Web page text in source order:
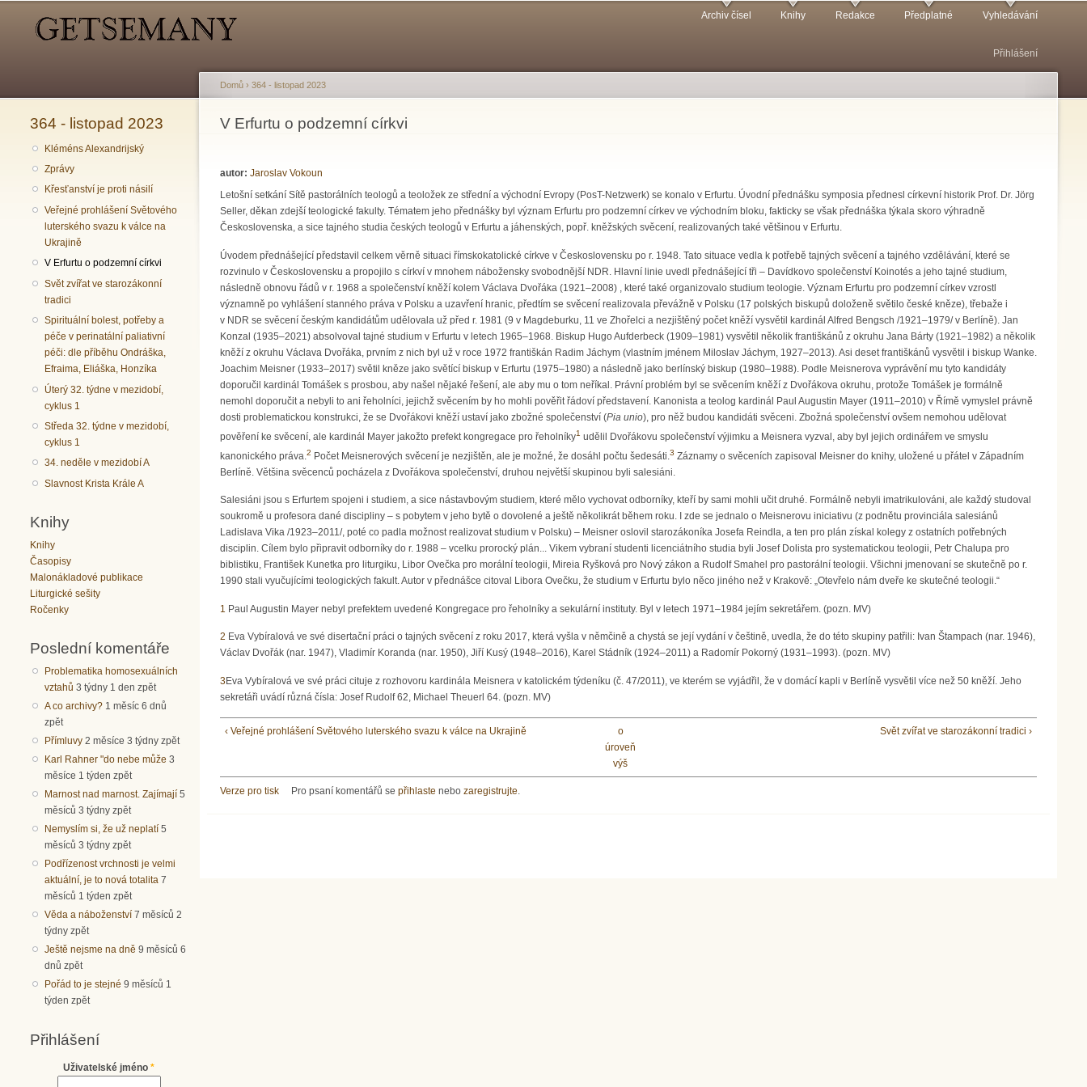
Archiv čísel Knihy Redakce Předplatné Vyhledávání
Přihlášení
364 - listopad 2023
Kléméns Alexandrijský
Zprávy
Křesťanství je proti násilí
Veřejné prohlášení Světového
luterského svazu k válce na
Ukrajině
V Erfurtu o podzemní církvi
Svět zvířat ve starozákonní
tradici
Spirituální bolest, potřeby a
péče v perinatální paliativní
péči: dle příběhu Ondráška,
Efraima, Eliáška, Honzíka
Úterý 32. týdne v mezidobí,
cyklus 1
Středa 32. týdne v mezidobí,
cyklus 1
34. neděle v mezidobí A
Slavnost Krista Krále A
Knihy
Knihy
Časopisy
Malonákladové publikace
Liturgické sešity
Ročenky
Poslední komentáře
Problematika homosexuálních
vztahů 3 týdny 1 den zpět
A co archivy? 1 měsíc 6 dnů
zpět
Přímluvy 2 měsíce 3 týdny zpět
Karl Rahner "do nebe může 3
měsíce 1 týden zpět
Marnost nad marnost. Zajímají 5
měsíců 3 týdny zpět
Nemyslím si, že už neplatí 5
měsíců 3 týdny zpět
Podřízenost vrchnosti je velmi
aktuální, je to nová totalita 7
měsíců 1 týden zpět
Věda a náboženství 7 měsíců 2
týdny zpět
Ještě nejsme na dně 9 měsíců 6
dnů zpět
Pořád to je stejné 9 měsíců 1
týden zpět
Přihlášení
Uživatelské jméno *
Jste zde
Domů › 364 - listopad 2023
V Erfurtu o podzemní církvi
autor: Jaroslav Vokoun
Letošní setkání Sítě pastorálních teologů a teoložek ze střední a východní Evropy (PosT-Netzwerk) se konalo v Erfurtu. Úvodní přednášku symposia přednesl církevní historik Prof. Dr. Jörg
Seller, děkan zdejší teologické fakulty. Tématem jeho přednášky byl význam Erfurtu pro podzemní církev ve východním bloku, fakticky se však přednáška týkala skoro výhradně
Československa, a sice tajného studia českých teologů v Erfurtu a jáhenských, popř. kněžských svěcení, realizovaných také většinou v Erfurtu.
Úvodem přednášející představil celkem věrně situaci římskokatolické církve v Československu po r. 1948. Tato situace vedla k potřebě tajných svěcení a tajného vzdělávání, které se
rozvinulo v Československu a propojilo s církví v mnohem nábožensky svobodnější NDR. Hlavní linie uvedl přednášející tři – Davídkovo společenství Koinotés a jeho tajné studium,
následně obnovu řádů v r. 1968 a společenství kněží kolem Václava Dvořáka (1921–2008) , které také organizovalo studium teologie. Význam Erfurtu pro podzemní církev vzrostl
významně po vyhlášení stanného práva v Polsku a uzavření hranic, předtím se svěcení realizovala převážně v Polsku (17 polských biskupů doloženě světilo české kněze), třebaže i
v NDR se svěcení českým kandidátům udělovala už před r. 1981 (9 v Magdeburku, 11 ve Zhořelci a nezjištěný počet kněží vysvětil kardinál Alfred Bengsch /1921–1979/ v Berlíně). Jan
Konzal (1935–2021) absolvoval tajné studium v Erfurtu v letech 1965–1968. Biskup Hugo Aufderbeck (1909–1981) vysvětil několik františkánů z okruhu Jana Bárty (1921–1982) a několik
kněží z okruhu Václava Dvořáka, prvním z nich byl už v roce 1972 františkán Radim Jáchym (vlastním jménem Miloslav Jáchym, 1927–2013). Asi deset františkánů vysvětil i biskup Wanke.
Joachim Meisner (1933–2017) světil kněze jako světící biskup v Erfurtu (1975–1980) a následně jako berlínský biskup (1980–1988). Podle Meisnerova vyprávění mu tyto kandidáty
doporučil kardinál Tomášek s prosbou, aby našel nějaké řešení, ale aby mu o tom neříkal. Právní problém byl se svěcením kněží z Dvořákova okruhu, protože Tomášek je formálně
nemohl doporučit a nebyli to ani řeholníci, jejichž svěcením by ho mohli pověřit řádoví představení. Kanonista a teolog kardinál Paul Augustin Mayer (1911–2010) v Římě vymyslel právně
dosti problematickou konstrukci, že se Dvořákovi kněží ustaví jako zbožné společenství (Pia unio), pro něž budou kandidáti svěceni. Zbožná společenství ovšem nemohou udělovat
pověření ke svěcení, ale kardinál Mayer jakožto prefekt kongregace pro řeholníky1 udělil Dvořákovu společenství výjimku a Meisnera vyzval, aby byl jejich ordinářem ve smyslu
kanonického práva. 2 Počet Meisnerových svěcení je nezjištěn, ale je možné, že dosáhl počtu šedesáti. 3 Záznamy o svěceních zapisoval Meisner do knihy, uložené u přátel v Západním
Berlíně. Většina svěcenců pocházela z Dvořákova společenství, druhou největší skupinou byli salesiáni.
Salesiáni jsou s Erfurtem spojeni i studiem, a sice nástavbovým studiem, které mělo vychovat odborníky, kteří by sami mohli učit druhé. Formálně nebyli imatrikulováni, ale každý studoval
soukromě u profesora dané discipliny – s pobytem v jeho bytě o dovolené a ještě několikrát během roku. I zde se jednalo o Meisnerovu iniciativu (z podnětu provinciála salesiánů
Ladislava Vika /1923–2011/, poté co padla možnost realizovat studium v Polsku) – Meisner oslovil starozákoníka Josefa Reindla, a ten pro plán získal kolegy z ostatních potřebných
disciplin. Cílem bylo připravit odborníky do r. 1988 – vcelku prorocký plán... Vikem vybraní studenti licenciátního studia byli Josef Dolista pro systematickou teologii, Petr Chalupa pro
biblistiku, František Kunetka pro liturgiku, Libor Ovečka pro morální teologii, Mireia Ryšková pro Nový zákon a Rudolf Smahel pro pastorální teologii. Všichni jmenovaní se skutečně po r.
1990 stali vyučujícími teologických fakult. Autor v přednášce citoval Libora Ovečku, že studium v Erfurtu bylo něco jiného než v Krakově: „Otevřelo nám dveře ke skutečné teologii.“
1 Paul Augustin Mayer nebyl prefektem uvedené Kongregace pro řeholníky a sekulární instituty. Byl v letech 1971–1984 jejím sekretářem. (pozn. MV)
2 Eva Vybíralová ve své disertační práci o tajných svěcení z roku 2017, která vyšla v němčině a chystá se její vydání v češtině, uvedla, že do této skupiny patřili: Ivan Štampach (nar. 1946),
Václav Dvořák (nar. 1947), Vladimír Koranda (nar. 1950), Jiří Kusý (1948–2016), Karel Stádník (1924–2011) a Radomír Pokorný (1931–1993). (pozn. MV)
3 Eva Vybíralová ve své práci cituje z rozhovoru kardinála Meisnera v katolickém týdeníku (č. 47/2011), ve kterém se vyjádřil, že v domácí kapli v Berlíně vysvětil více než 50 kněží. Jeho
sekretáři uvádí různá čísla: Josef Rudolf 62, Michael Theuerl 64. (pozn. MV)
‹ Veřejné prohlášení Světového luterského svazu k válce na Ukrajině
o
úroveň
výš
Svět zvířat ve starozákonní tradici ›
Verze pro tisk Pro psaní komentářů sepřihlaste nebozaregistrujte.